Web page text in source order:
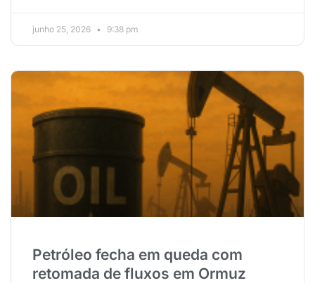
junho 25, 2026 9:38 pm
Petróleo fecha em queda com
retomada de fluxos em Ormuz